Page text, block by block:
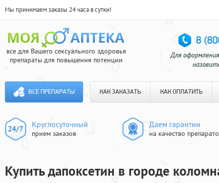
Мы принимаем заказы 24 часа в сутки!
все для Вашего сексуального здоровья
препараты для повышения потенции
ВСЕ ПРЕПАРАТЫ КАК ЗАКАЗАТЬ КАК ОПЛАТИТЬ
Круглосуточный
прием заказов
Даем гарантии
на качество
Купить дапоксетин в городе